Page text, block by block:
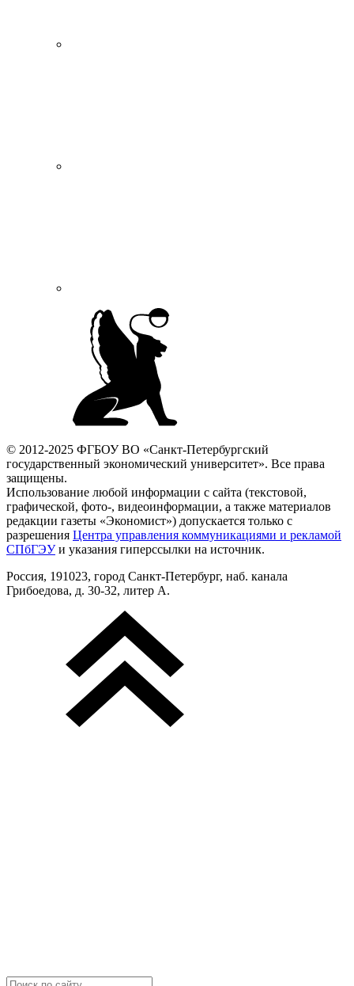
© 2012-2025 ФГБОУ ВО «Санкт-Петербургский
государственный экономический университет». Все права
защищены.
Использование любой информации с сайта (текстовой,
графической, фото-, видеоинформации, а также материалов
редакции газеты «Экономист») допускается только с
разрешения Центра управления коммуникациями и рекламой
СПбГЭУи указания гиперссылки на источник.
Россия, 191023, город Санкт-Петербург, наб. канала
Грибоедова, д. 30-32, литер А.